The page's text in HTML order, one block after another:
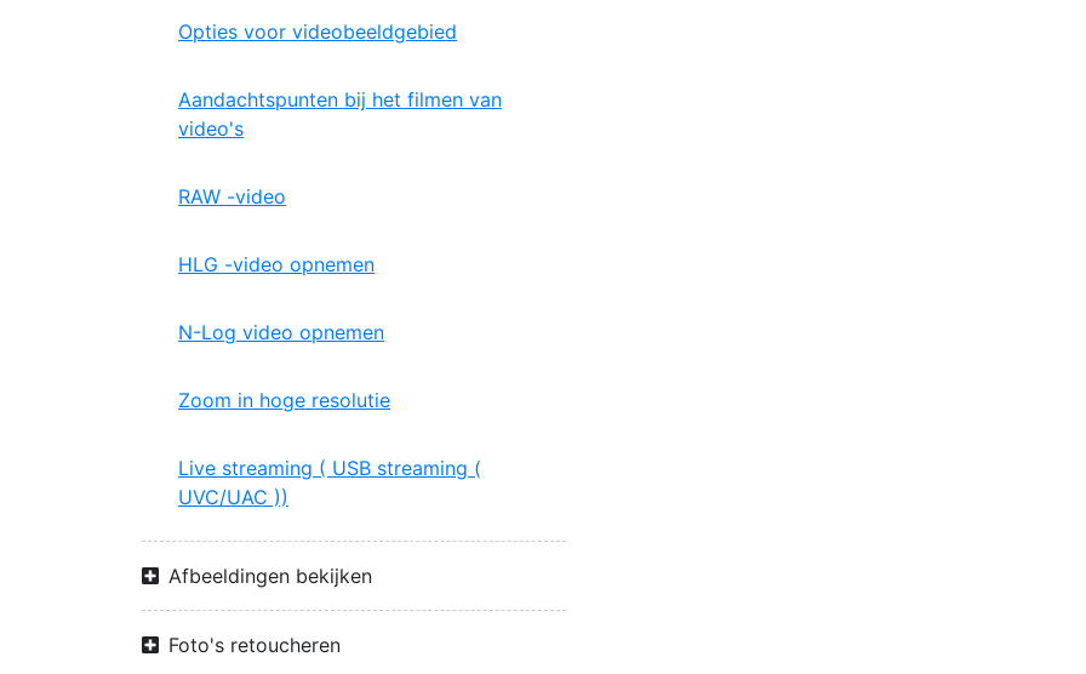
Opties voor videobeeldgebied
Aandachtspunten bij het filmen van
video's
RAW -video
HLG -video opnemen
N-Log video opnemen
Zoom in hoge resolutie
Live streaming ( USB streaming (
UVC/UAC ))
Afbeeldingen bekijken
Foto's retoucheren